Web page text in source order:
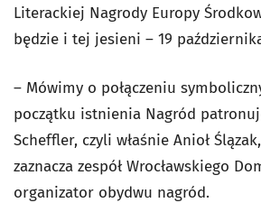
Literackiej Nagrody Europy
będzie i tej jesieni – 19
– Mówimy o połączeniu
początku istnienia Nagród
Scheffler, czyli właśnie Anioł
zaznacza zespół Wrocławskiego
organizator obydwu nagród.